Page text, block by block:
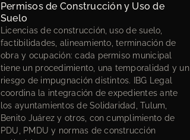
Permisos de Construcción y Uso de
Suelo
Licencias de construcción, uso de suelo,
factibilidades, alineamiento, terminación de
obra y ocupación: cada permiso municipal
tiene un procedimiento, una temporalidad y un
riesgo de impugnación distintos. IBG Legal
coordina la integración de expedientes ante
los ayuntamientos de Solidaridad, Tulum,
Benito Juárez y otros, con cumplimiento de
PDU, PMDU y normas de construcción